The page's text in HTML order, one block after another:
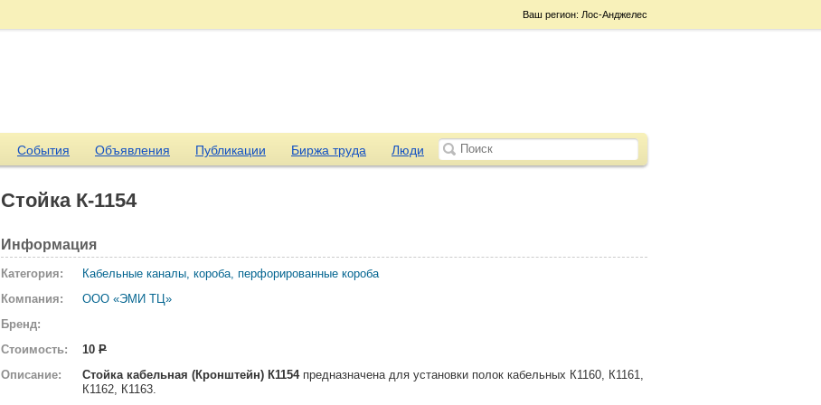
Ваш регион: Лос-Анджелес
События Объявления Публикации Биржа труда Люди
Стойка К-1154
Информация
Категория:
Кабельные каналы, короба, перфорированные короба
Компания:
ООО «ЭМИ ТЦ»
Бренд:
Стоимость:
10 Р
Описание:
Стойка кабельная (Кронштейн) К1154предназначена для установки полок кабельных К1160, К1161,
К1162, К1163.